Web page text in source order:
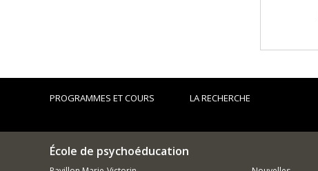
PROGRAMMES ET COURS LA RECHERCHE
École de psychoéducation